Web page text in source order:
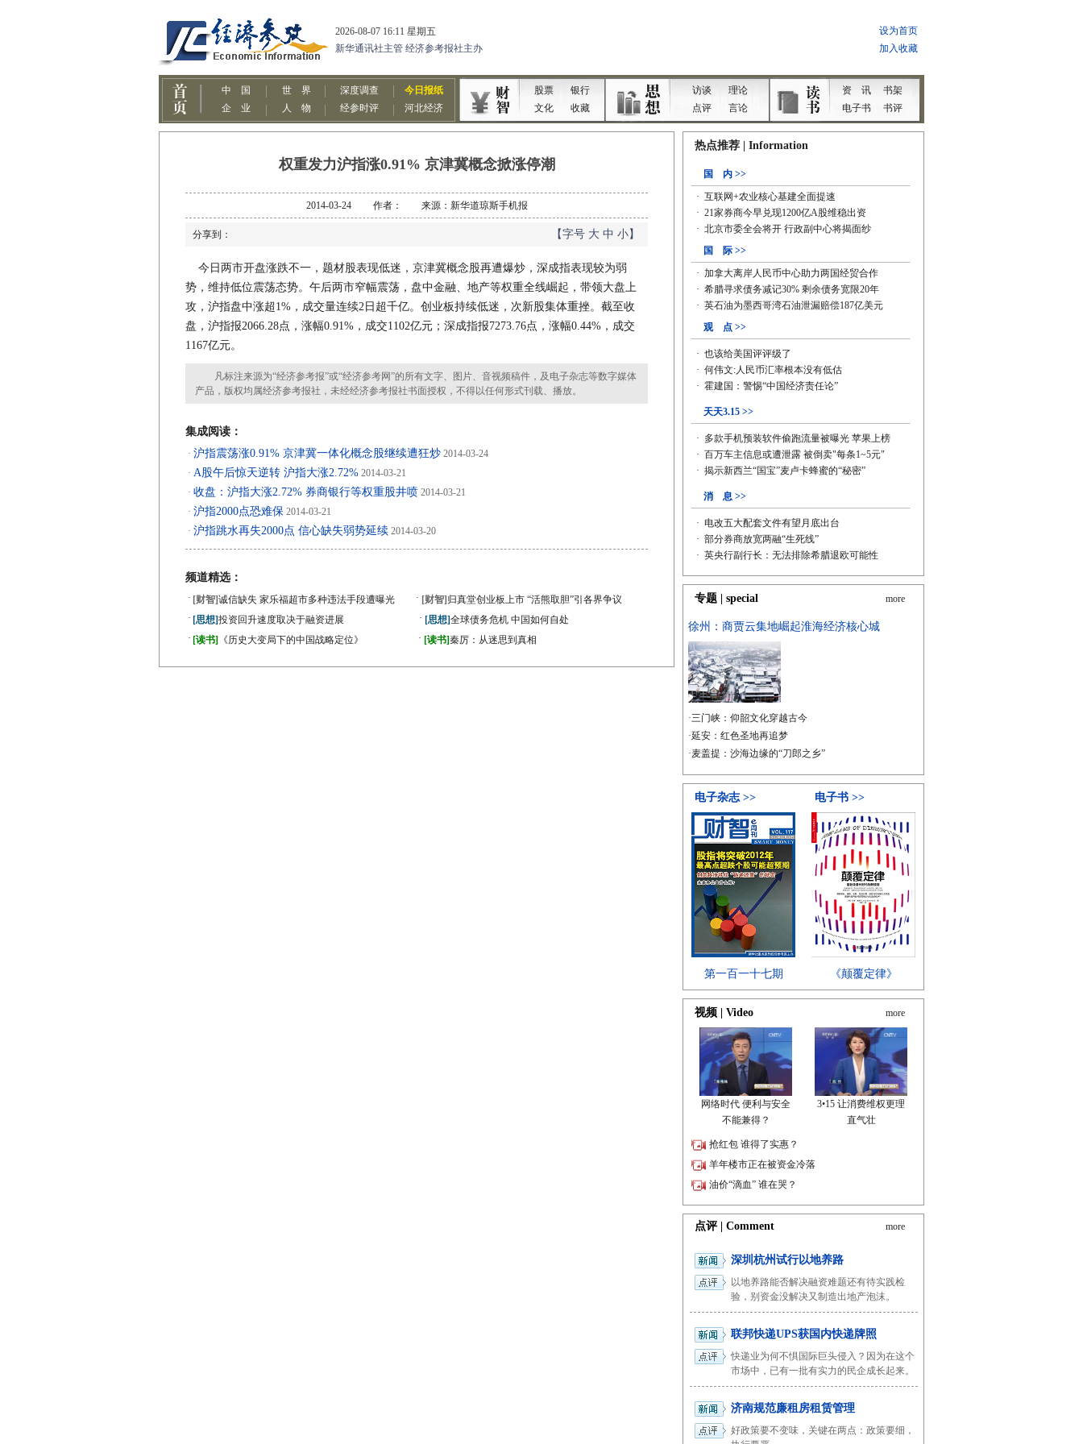
权重发力沪指涨0.91% 京津冀概念掀涨停潮
2014-03-24 作者： 来源：新华道琼斯手机报
分享到： 【字号 大 中 小】
今日两市开盘涨跌不一，题材股表现低迷，京津冀概念股再遭爆炒，深成指表现较为弱
势，维持低位震荡态势。午后两市窄幅震荡，盘中金融、地产等权重全线崛起，带领大盘上
攻，沪指盘中涨超1%，成交量连续2日超千亿。创业板持续低迷，次新股集体重挫。截至收
盘，沪指报2066.28点，涨幅0.91%，成交1102亿元；深成指报7273.76点，涨幅0.44%，成交
1167亿元。
凡标注来源为“经济参考报”或“经济参考网”的所有文字、图片、音视频稿件，及电子杂志等数字媒体
产品，版权均属经济参考报社，未经经济参考报社书面授权，不得以任何形式刊载、播放。
集成阅读：
· 沪指震荡涨0.91% 京津冀一体化概念股继续遭狂炒 2014-03-24
· A股午后惊天逆转 沪指大涨2.72% 2014-03-21
· 收盘：沪指大涨2.72% 券商银行等权重股井喷 2014-03-21
· 沪指2000点恐难保 2014-03-21
· 沪指跳水再失2000点 信心缺失弱势延续 2014-03-20
频道精选：
· [财智]诚信缺失 家乐福超市多种违法手段遭曝光 · [财智] 归真堂创业板上市 “活熊取胆”引各界争议
· [思想]投资回升速度取决于融资进展 · [思想]全球债务危机 中国如何自处
· [读书] 《历史大变局下的中国战略定位》 · [读书]秦厉：从迷思到真相